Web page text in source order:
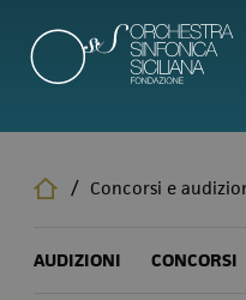
contenuto
principale
/ Concorsi e
AUDIZIONI CONCORSI